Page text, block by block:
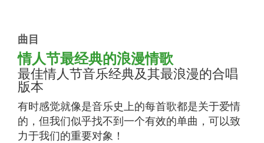
曲目
情人节最经典的浪漫情歌
最佳情人节音乐经典及其最浪漫的合唱
版本
有时感觉就像是音乐史上的每首歌都是关于爱情
的，但我们似乎找不到一个有效的单曲，可以致
力于我们的重要对象！